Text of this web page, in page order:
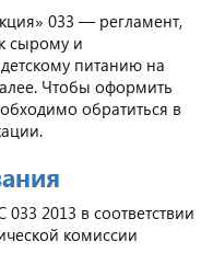
033 — регламент,
сырому и
питанию на
Чтобы оформить
обратиться в
2013 в соответствии
комиссии